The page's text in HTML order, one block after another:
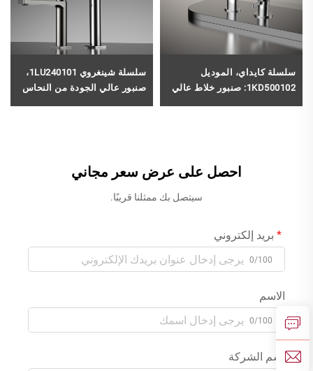
سلسلة كايداي، الموديل
1KD500102: صنبور خلاط عالي
سلسلة شينغروي 1LU240101،
صنبور عالي الجودة من النحاس
احصل على عرض سعر مجاني
سيتصل بك ممثلنا قريبًا.
بريد إلكتروني
0/100
الاسم
0/100
اسم الشركة